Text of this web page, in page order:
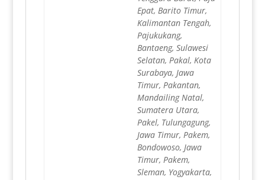
Epat, Barito Timur,
Kalimantan Tengah,
Pajukukang,
Bantaeng, Sulawesi
Selatan, Pakal, Kota
Surabaya, Jawa
Timur, Pakantan,
Mandailing Natal,
Sumatera Utara,
Pakel, Tulungagung,
Jawa Timur, Pakem,
Bondowoso, Jawa
Timur, Pakem,
Sleman, Yogyakarta,